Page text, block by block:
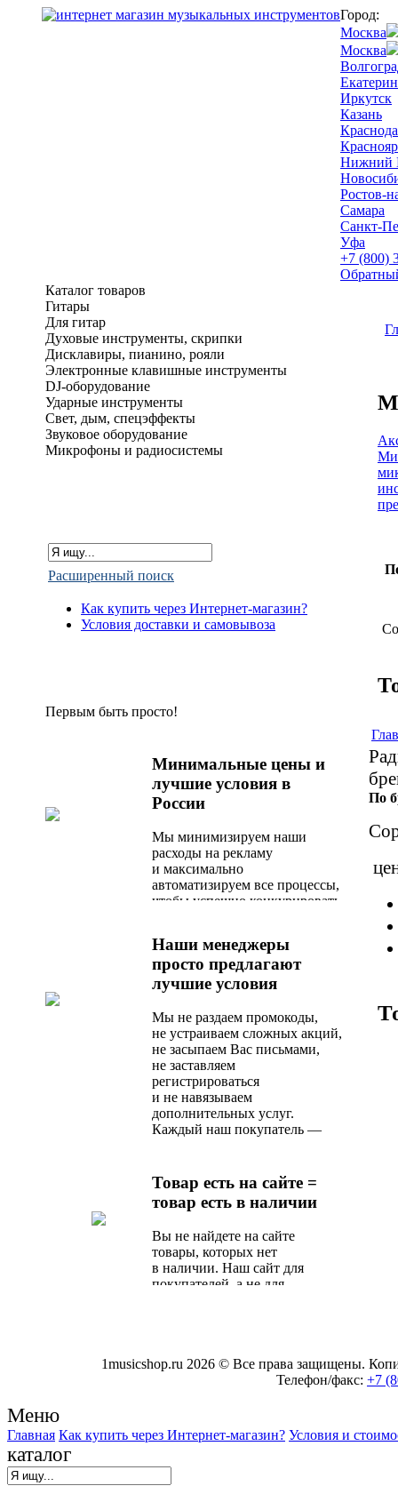
Город:
Москва
Москва
Иркутск
Казань
Нижний
Ростов-
Самара
Санкт-
Уфа
+7 (800)
Каталог товаров
Гитары
Для гитар
Духовые инструменты, скрипки
Дисклавиры, пианино, рояли
Электронные клавишные инструменты
DJ-оборудование
Ударные инструменты
Свет, дым, спецэффекты
Звуковое оборудование
Микрофоны и радиосистемы
Расширенный поиск
Как купить через Интернет-магазин?
Условия доставки и самовывоза
Первым быть просто!
Минимальные цены и
лучшие условия в
России
Мы минимизируем наши
расходы на рекламу
и максимально
автоматизируем все процессы,
чтобы успешно конкурировать
Наши менеджеры
просто предлагают
лучшие условия
Мы не раздаем промокоды,
не устраиваем сложных акций,
не засыпаем Вас письмами,
не заставляем
регистрироваться
и не навязываем
дополнительных услуг.
Каждый наш покупатель —
он получает оптимальное
по стоимости и качеству
предложение от наших
Товар есть на сайте =
товар есть в наличии
Вы не найдете на сайте
товары, которых нет
в наличии. Наш сайт для
покупателей, а не для
По
1musicshop.ru 2026 © Все права защищены.
Телефон/факс: +7
Меню
Главная Как купить через Интернет-магазин? Условия и
каталог